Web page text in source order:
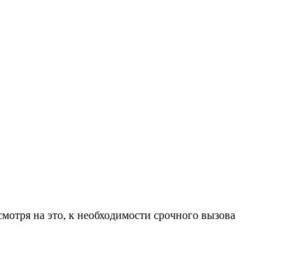
на это, к необходимости срочного вызова